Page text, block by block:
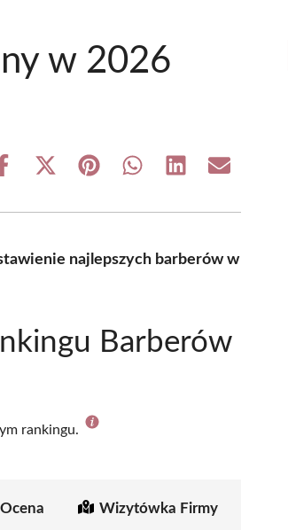
w 2026
Share
Share
(Twitter)
Share Share Share Share
najlepszych barberów w
Barberów
rankingu.
Ocena Wizytówka Firmy